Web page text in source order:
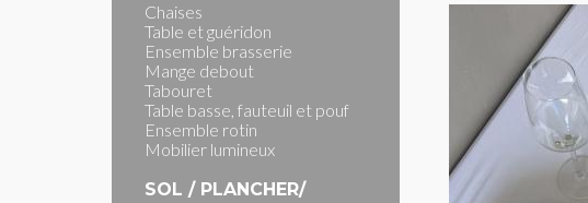
Chaises
Table et guéridon
Ensemble brasserie
Mange debout
Tabouret
Table basse, fauteuil et pouf
Ensemble rotin
Mobilier lumineux
SOL / PLANCHER/